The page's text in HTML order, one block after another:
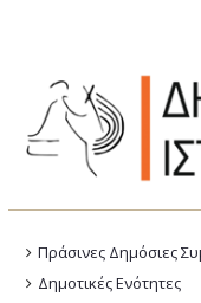
Πράσινες Δημόσιες
Δημοτικές Ενότητες